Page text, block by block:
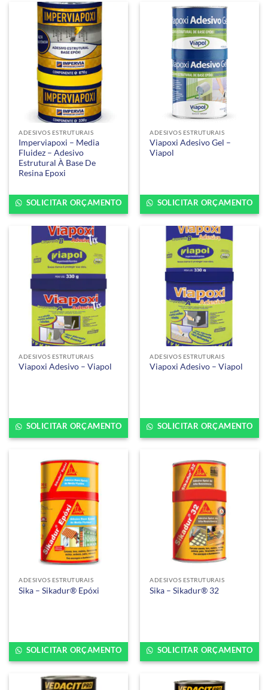
ADESIVOS ESTRUTURAIS
Imperviapoxi – Media
Fluidez – Adesivo
Estrutural À Base De
Resina Epoxi
SOLICITAR ORÇAMENTO
ADESIVOS ESTRUTURAIS
Viapoxi Adesivo Gel –
Viapol
SOLICITAR ORÇAMENTO
ADESIVOS ESTRUTURAIS
Viapoxi Adesivo – Viapol
SOLICITAR ORÇAMENTO
ADESIVOS ESTRUTURAIS
Viapoxi Adesivo – Viapol
SOLICITAR ORÇAMENTO
ADESIVOS ESTRUTURAIS
Sika – Sikadur® Epóxi
SOLICITAR ORÇAMENTO
ADESIVOS ESTRUTURAIS
Sika – Sikadur® 32
SOLICITAR ORÇAMENTO